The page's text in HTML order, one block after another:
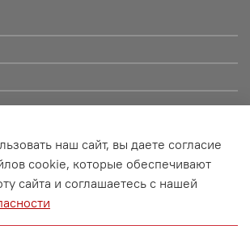
Сайт не является публичной офертой
характер. Все материалы данного
авторского права (в том числе
копирование, распространение (в том
наш сайт, вы даете согласие
cookie, которые обеспечивают
сайта и соглашаетесь с нашей